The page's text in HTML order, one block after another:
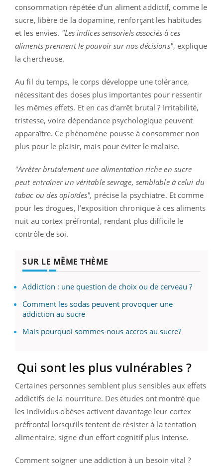
consommation répétée d’un aliment addictif, comme le
sucre, libère de la dopamine, renforçant les habitudes
et les envies. "Les indices sensoriels associés à ces
aliments prennent le pouvoir sur nos décisions", explique
la chercheuse.
Au fil du temps, le corps développe une tolérance,
nécessitant des doses plus importantes pour ressentir
les mêmes effets. Et en cas d’arrêt brutal ? Irritabilité,
tristesse, voire dépendance psychologique peuvent
apparaître. Ce phénomène pousse à consommer non
plus pour le plaisir, mais pour éviter le malaise.
"Arrêter brutalement une alimentation riche en sucre
peut entraîner un véritable sevrage, semblable à celui du
tabac ou des opioïdes", précise la psychiatre. Et comme
pour les drogues, l’exposition chronique à ces aliments
nuit au cortex préfrontal, rendant plus difficile le
contrôle de soi.
SUR LE MÊME THÈME
Addiction : une question de choix ou de cerveau ?
Comment les sodas peuvent provoquer une
addiction au sucre
Mais pourquoi sommes-nous accros au sucre?
Qui sont les plus vulnérables ?
Certaines personnes semblent plus sensibles aux effets
addictifs de la nourriture. Des études ont montré que
les individus obèses activent davantage leur cortex
préfrontal lorsqu’ils tentent de résister à la tentation
alimentaire, signe d’un effort cognitif plus intense.
Comment soigner une addiction à un besoin vital ?